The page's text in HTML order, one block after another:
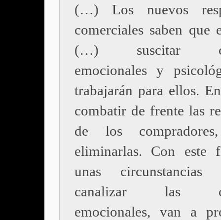
(…) Los nuevos
comerciales saben que
(…) suscitar
emocionales y
trabajarán para ellos.
combatir de frente las
de los
eliminarlas. Con este
unas
canalizar las
emocionales, van a